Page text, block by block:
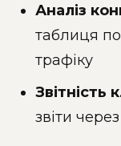
Аналіз
таблиця
трафіку
Звітність
звіти